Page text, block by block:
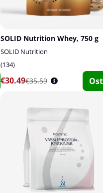
SOLID Nutrition Whey, 750 g
SOLID Nutrition
134
€30.49€35.59